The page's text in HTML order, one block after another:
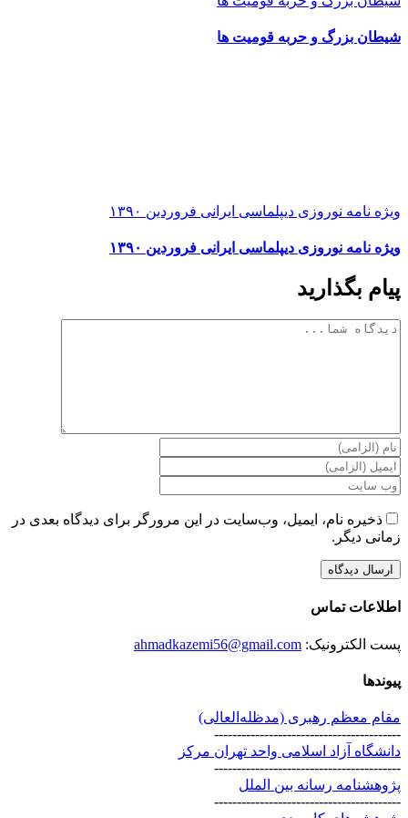
شیطان بزرگ و حربه قومیت ها
ویژه نامه نوروزی دیپلماسی ایرانی فروردین ۱۳۹۰
ویژه نامه نوروزی دیپلماسی ایرانی فروردین ۱۳۹۰
پیام بگذارید
دیدگاه
ذخیره نام، ایمیل، وب‌سایت در این مرورگر برای دیدگاه بعدی در
زمانی دیگر.
اطلاعات تماس
پست الکترونیک: ahmadkazemi56@gmail.com
پیوندها
مقام معظم رهبری (مد‌ظله‌العالی)
-----------------------------------------
دانشگاه آزاد اسلامی واحد تهران مرکز
-----------------------------------------
پژوهشنامه رسانه بین الملل
-----------------------------------------